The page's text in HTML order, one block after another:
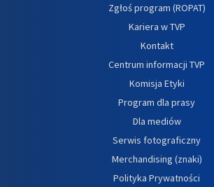
Zgłoś program (ROPAT)
Kariera w TVP
Kontakt
Centrum informacji TVP
Komisja Etyki
Program dla prasy
Dla mediów
Serwis fotograficzny
Merchandising (znaki)
Polityka Prywatności